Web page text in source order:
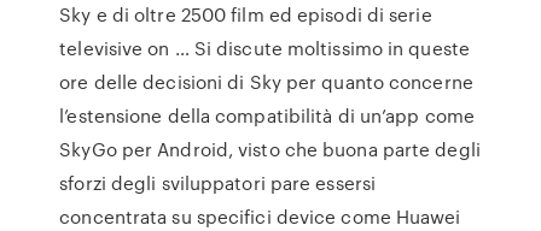
Sky e di oltre 2500 film ed episodi di serie
televisive on … Si discute moltissimo in queste
ore delle decisioni di Sky per quanto concerne
l’estensione della compatibilità di un’app come
SkyGo per Android, visto che buona parte degli
sforzi degli sviluppatori pare essersi
concentrata su specifici device come Huawei